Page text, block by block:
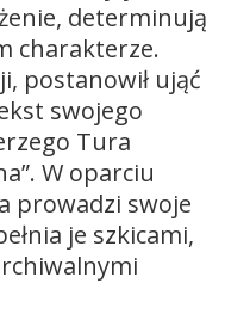
determinują
charakterze.
postanowił ująć
swojego
Tura
W oparciu
prowadzi swoje
je szkicami,